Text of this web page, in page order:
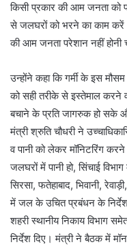
किसी प्रकार की आम जनता को
से जलघरों को भरने का काम करें।
की आम जनता परेशान नहीं होनी
उन्होंने कहा कि गर्मी के इस
को सही तरीके से इस्तेमाल करने
बचाने के प्रति जागरुक हो सके
मंत्री श्रुति चौधरी ने
व पानी को लेकर मॉनिटरिंग
जलघरों में पानी हो, सिंचाई
सिरसा, फतेहाबाद, भिवानी,
में जल के उचित प्रबंधन के निर्देश
शहरी स्थानीय निकाय विभाग
निर्देश दिए। मंत्री ने बैठक में